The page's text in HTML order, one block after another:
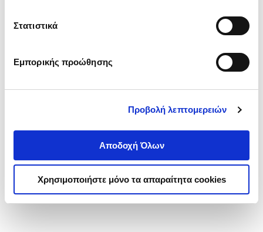
Στατιστικά
Εμπορικής προώθησης
Προβολή λεπτομερειών
Αποδοχή Όλων
Χρησιμοποιήστε μόνο τα απαραίτητα cookies